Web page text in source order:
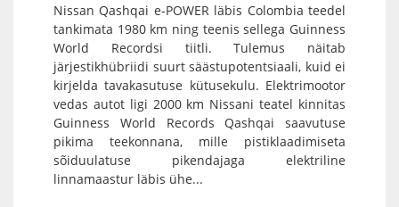
Nissan Qashqai e-POWER läbis Colombia teedel
tankimata 1980 km ning teenis sellega Guinness
World Recordsi tiitli. Tulemus näitab
järjestikhübriidi suurt säästupotentsiaali, kuid ei
kirjelda tavakasutuse kütusekulu. Elektrimootor
vedas autot ligi 2000 km Nissani teatel kinnitas
Guinness World Records Qashqai saavutuse
pikima teekonnana, mille pistiklaadimiseta
sõiduulatuse pikendajaga elektriline
linnamaastur läbis ühe...